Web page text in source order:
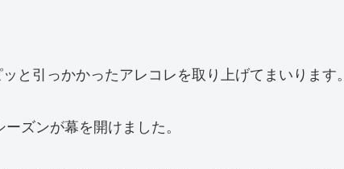
と引っかかったアレコレを取り上げてまいります。
ズンが幕を開けました。